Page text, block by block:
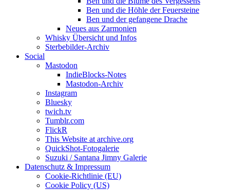
Ben und die Höhle der Feuersteine
Ben und der gefangene Drache
Neues aus Zarmonien
Whisky Übersicht und Infos
Sterbebilder-Archiv
Social
Mastodon
IndieBlocks-Notes
Mastodon-Archiv
Instagram
Bluesky
twich.tv
Tumblr.com
FlickR
This Website at archive.org
QuickShot-Fotogalerie
Suzuki / Santana Jimny Galerie
Datenschutz & Impressum
Cookie-Richtlinie (EU)
Cookie Policy (US)